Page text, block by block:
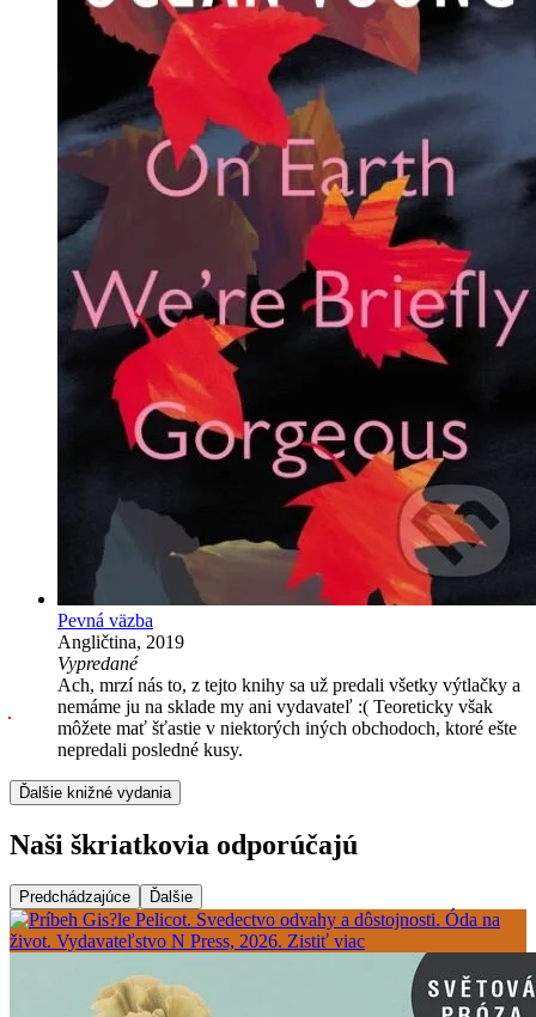
Pevná väzba
Angličtina, 2019
Vypredané
Ach, mrzí nás to, z tejto knihy sa už predali všetky výtlačky a
nemáme ju na sklade my ani vydavateľ :( Teoreticky však
môžete mať šťastie v niektorých iných obchodoch, ktoré ešte
nepredali posledné kusy.
Ďalšie knižné vydania
Naši škriatkovia odporúčajú
Predchádzajúce Ďalšie